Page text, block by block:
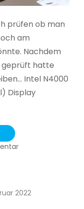
prüfen ob man
am
Nachdem
geprüft hatte
Intel N4000
Display
zu
2022